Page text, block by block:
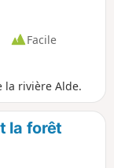
Facile
la rivière Alde.
la forêt